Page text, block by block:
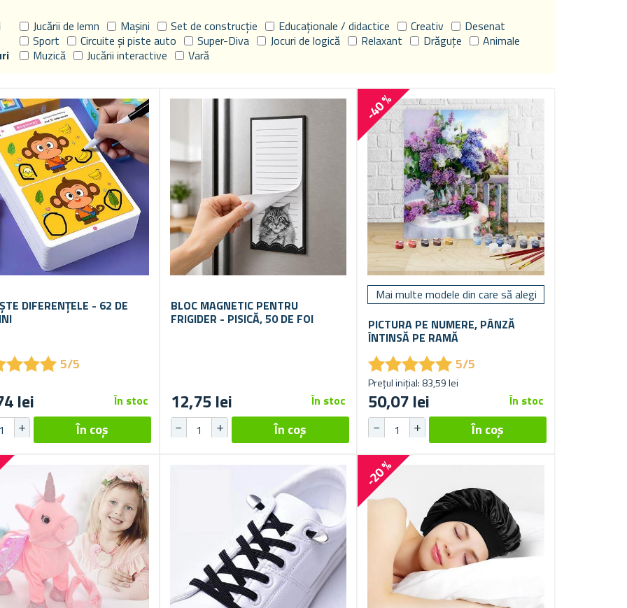
Jucării de lemn Mașini Set de construcție Educaționale / didactice Creativ
Desenat
Sport
Circuite și piste auto Super-Diva Jocuri de logică Relaxant Drăguțe
Animale
Muzică
Jucării interactive Vară
DIFERENȚELE - 62 DE
★★★
★★★5/5
lei În stoc
BLOC MAGNETIC PENTRU
FRIGIDER - PISICĂ, 50 DE FOI
12,75 lei În stoc
-40 %
Mai multe modele din care să alegi
PICTURA PE NUMERE, PÂNZĂ
ÎNTINSĂ PE RAMĂ
★★★★★
★★★★★5/5
Prețul inițial: 83,59 lei
50,07 lei În stoc
-20 %